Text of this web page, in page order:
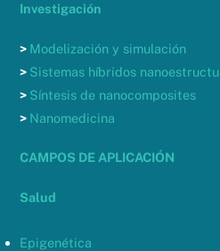
Investigación
> Modelización y simulación
> Sistemas híbridos
> Síntesis de nanocomposites
> Nanomedicina
CAMPOS DE APLICACIÓN
Salud
Epigenética